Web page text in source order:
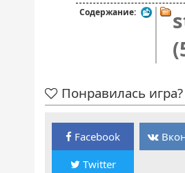
Содержание:
Понравилась
Facebook
Twitter